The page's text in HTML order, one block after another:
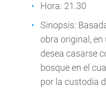
Hora: 21.30
Sinopsis:
obra original,
desea casarse
bosque en el
por la custodia